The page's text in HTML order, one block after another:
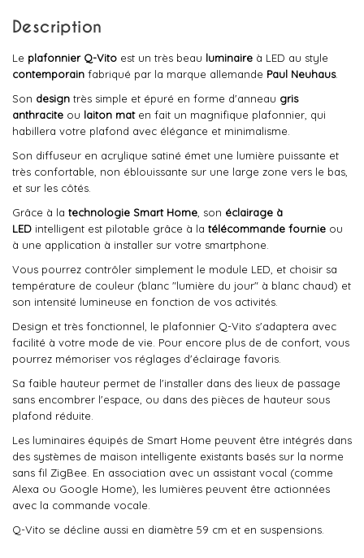
Description
Le plafonnier Q-Vito est un très beau luminaire à LED au style
contemporain fabriqué par la marque allemande Paul Neuhaus.
Son design très simple et épuré en forme d'anneau gris
anthracite ou laiton maten fait un magnifique plafonnier, qui
habillera votre plafond avec élégance et minimalisme.
Son diffuseur en acrylique satiné émet une lumière puissante et
très confortable, non éblouissante sur une large zone vers le bas,
et sur les côtés.
Grâce à la technologie Smart Home , son éclairage à
LED intelligent est pilotable grâce à la télécommande fournie ou
à une application à installer sur votre smartphone.
Vous pourrez contrôler simplement le module LED, et choisir sa
température de couleur (blanc "lumière du jour" à blanc chaud) et
son intensité lumineuse en fonction de vos activités.
Design et très fonctionnel, le plafonnier Q-Vito s'adaptera avec
facilité à votre mode de vie. Pour encore plus de de confort, vous
pourrez mémoriser vos réglages d'éclairage favoris.
Sa faible hauteur permet de l'installer dans des lieux de passage
sans encombrer l'espace, ou dans des pièces de hauteur sous
plafond réduite.
Les luminaires équipés de Smart Home peuvent être intégrés dans
des systèmes de maison intelligente existants basés sur la norme
sans fil ZigBee. En association avec un assistant vocal (comme
Alexa ou Google Home), les lumières peuvent être actionnées
avec la commande vocale.
Q-Vito se décline aussi en diamètre 59 cm et en suspensions.